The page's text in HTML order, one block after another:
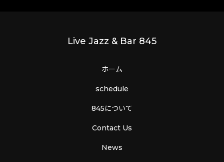
Live Jazz & Bar 845
ホーム
schedule
845について
Contact Us
News